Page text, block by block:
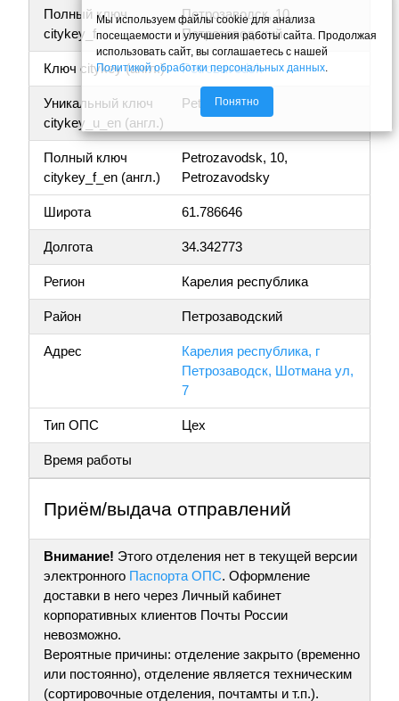
Полный ключ
citykey_f
Петрозаводск, 10,
Петрозаводский
Ключ citykey (англ.) Petrozavodsk
Уникальный ключ
citykey_u_en (англ.)
Petrozavodsk
Полный ключ
citykey_f_en (англ.)
Petrozavodsk, 10,
Petrozavodsky
Широта 61.786646
Долгота 34.342773
Регион Карелия республика
Район Петрозаводский
Адрес
Карелия республика, г
Петрозаводск, Шотмана ул,
7
Тип ОПС Цех
Время работы
Приём/выдача отправлений
Внимание! Этого отделения нет в текущей версии
электронного Паспорта ОПС. Оформление
доставки в него через Личный кабинет
корпоративных клиентов Почты России
невозможно.
Вероятные причины: отделение закрыто (временно
или постоянно), отделение является техническим
(сортировочные отделения, почтамты и т.п.).
Мы используем файлы cookie для анализа
посещаемости и улучшения работы сайта. Продолжая
использовать сайт, вы соглашаетесь с нашей
Политикой обработки персональных данных.
Понятно